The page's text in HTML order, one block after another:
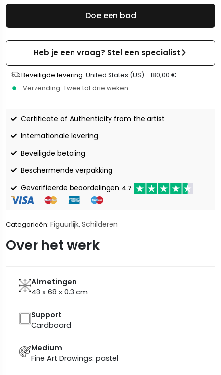
Doe een bod
Heb je een vraag? Stel een specialist
Beveiligde levering :United States (US) - 180,00 €
Verzending :Twee tot drie weken
Certificate of Authenticity from the artist
Internationale levering
Beveiligde betaling
Beschermende verpakking
Geverifieerde beoordelingen 4.7
Categorieën: Figuurlijk, Schilderen
Over het werk
Afmetingen
48 x 68 x 0.3 cm
Support
Cardboard
Medium
Fine Art Drawings: pastel